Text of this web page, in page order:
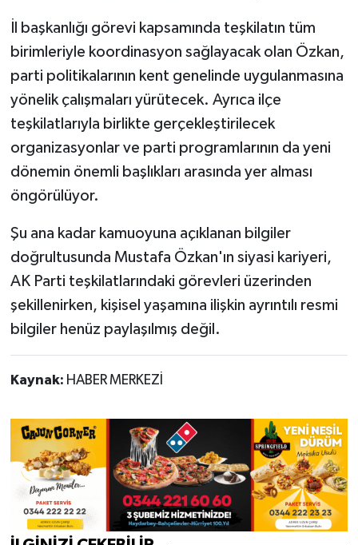
İl başkanlığı görevi kapsamında teşkilatın tüm
birimleriyle koordinasyon sağlayacak olan Özkan,
parti politikalarının kent genelinde uygulanmasına
yönelik çalışmaları yürütecek. Ayrıca ilçe
teşkilatlarıyla birlikte gerçekleştirilecek
organizasyonlar ve parti programlarının da yeni
dönemin önemli başlıkları arasında yer alması
öngörülüyor.
Şu ana kadar kamuoyuna açıklanan bilgiler
doğrultusunda Mustafa Özkan'ın siyasi kariyeri,
AK Parti teşkilatlarındaki görevleri üzerinden
şekillenirken, kişisel yaşamına ilişkin ayrıntılı resmi
bilgiler henüz paylaşılmış değil.
Kaynak: HABER MERKEZİ